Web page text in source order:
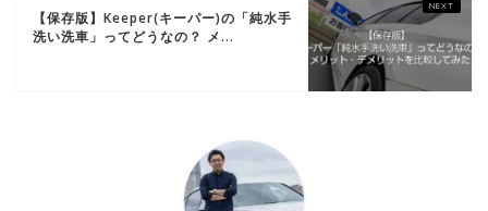
【保存版】Keeper(キーパー)の「純水手
洗い洗車」ってどうなの？ メ...